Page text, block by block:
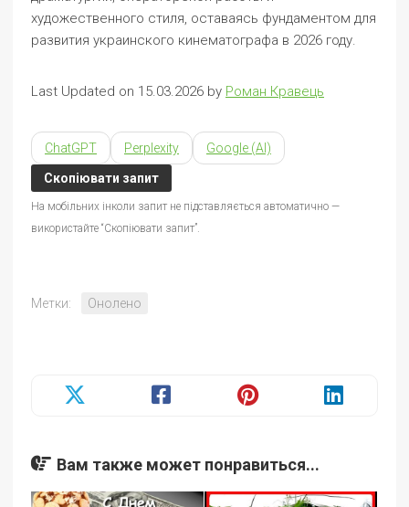
художественного стиля, оставаясь фундаментом для
развития украинского кинематографа в 2026 году.
Last Updated on 15.03.2026 by Роман Кравець
ChatGPT Perplexity Google (AI)
Скопіювати запит
На мобільних інколи запит не підставляється автоматично —
використайте “Скопіювати запит”.
Метки: Онолено
Вам также может понравиться...